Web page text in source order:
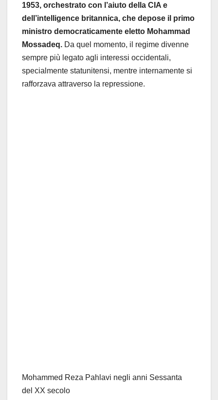
1953, orchestrato con l’aiuto della CIA e
dell’intelligence britannica, che depose il primo
ministro democraticamente eletto Mohammad
Mossadeq. Da quel momento, il regime divenne
sempre più legato agli interessi occidentali,
specialmente statunitensi, mentre internamente si
rafforzava attraverso la repressione.
Mohammed Reza Pahlavi negli anni Sessanta
del XX secolo